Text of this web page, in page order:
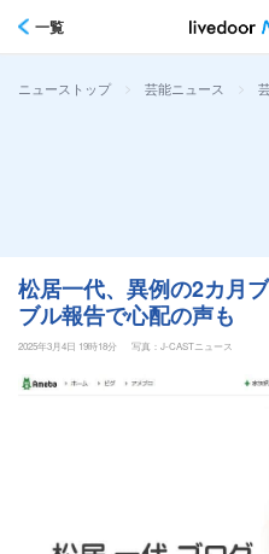
一覧
ニューストップ > 芸能ニュース >
松居一代、異例の2カ月
ブル報告で心配の声も
2025年3月4日 19時18分
写真：J-CASTニュース